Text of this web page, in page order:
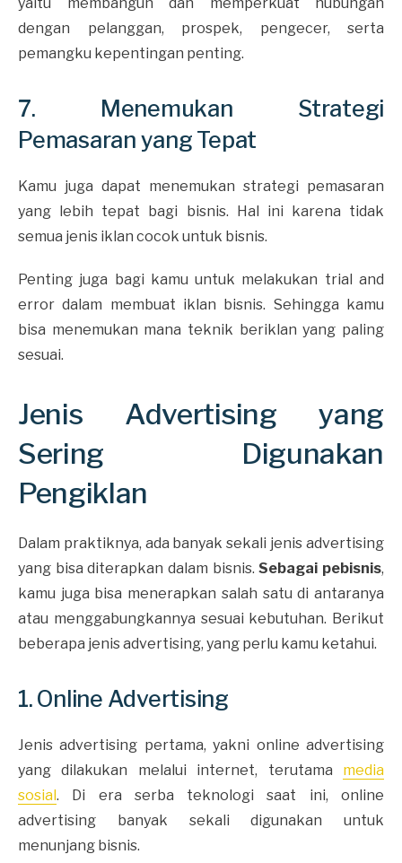
dengan pelanggan, prospek, pengecer, serta
pemangku kepentingan penting.
7. Menemukan Strategi
Pemasaran yang Tepat
Kamu juga dapat menemukan strategi pemasaran
yang lebih tepat bagi bisnis. Hal ini karena tidak
semua jenis iklan cocok untuk bisnis.
Penting juga bagi kamu untuk melakukan trial and
error dalam membuat iklan bisnis. Sehingga kamu
bisa menemukan mana teknik beriklan yang paling
sesuai.
Jenis Advertising yang
Sering Digunakan
Pengiklan
Dalam praktiknya, ada banyak sekali jenis advertising
yang bisa diterapkan dalam bisnis.Sebagai pebisnis,
kamu juga bisa menerapkan salah satu di antaranya
atau menggabungkannya sesuai kebutuhan. Berikut
beberapa jenis advertising, yang perlu kamu ketahui.
1. Online Advertising
Jenis advertising pertama, yakni online advertising
yang dilakukan melalui internet, terutama media
sosial . Di era serba teknologi saat ini, online
advertising banyak sekali digunakan untuk
menunjang bisnis.